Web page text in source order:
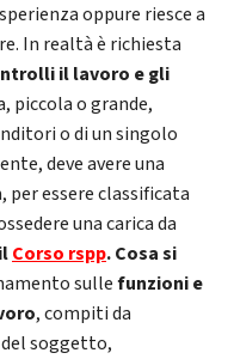
oppure riesce a
In realtà è richiesta
il lavoro e gli
piccola o grande,
o di un singolo
deve avere una
per essere classificata
una carica da
ilCorso rspp. Cosa si
sullefunzioni e
, compiti da
soggetto,